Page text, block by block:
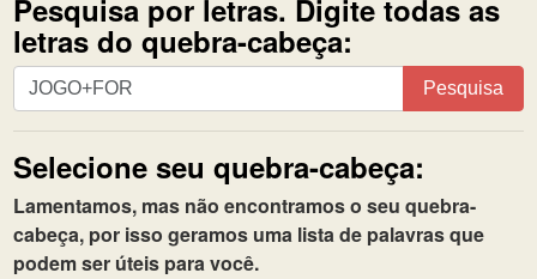
Pesquisa por letras. Digite todas as
letras do quebra-cabeça:
Pesquisa
por
letras.
Digite
todas
as
letras
Pesquisa
Selecione seu quebra-cabeça:
Lamentamos, mas não encontramos o seu quebra-
cabeça, por isso geramos uma lista de palavras que
podem ser úteis para você.